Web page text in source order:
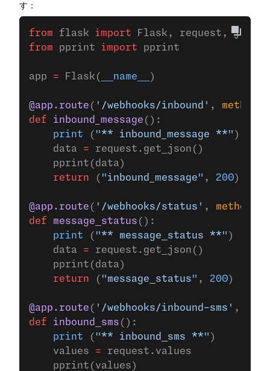
す：
from flask import Flask, request,
from pprint import pprint
app = Flask( __name__ )
@app.route ( '/webhooks/inbound' , methods
def inbound_message ():
    print
( "** inbound_message **" )
    data
= request.get_json()
    pprint(data)
    return
( "inbound_message" , 200)
@app.route ( '/webhooks/status' , methods
def message_status ():
    print
( "** message_status **" )
    data
= request.get_json()
    pprint(data)
    return
( "message_status" , 200)
@app.route ( '/webhooks/inbound-sms' ,
def inbound_sms ():
    print
( "** inbound_sms **" )
    values
= request.values
    pprint(values)